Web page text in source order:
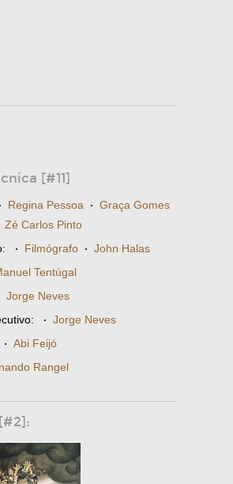
[#11]
Regina Pessoa · Graça Gomes
Zé Carlos Pinto
· Filmógrafo · John Halas
Tentúgal
Jorge Neves
· Jorge Neves
· Abi Feijó
Rangel
[#2]: